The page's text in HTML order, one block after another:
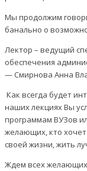
Мы продолжим
банально о
Лектор – ведущий
обеспечения
— Смирнова Анна
Как всегда будет
наших лекциях Вы
программам ВУЗов
желающих, кто
своей жизни, жить
Ждем всех желающих